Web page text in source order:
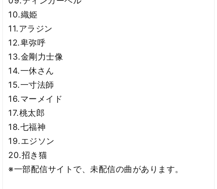
10.織姫
11.アラジン
12.卑弥呼
13.金剛力士像
14.一休さん
15.一寸法師
16.マーメイド
17.桃太郎
18.七福神
19.エジソン
20.招き猫
※一部配信サイトで、未配信の曲があります。